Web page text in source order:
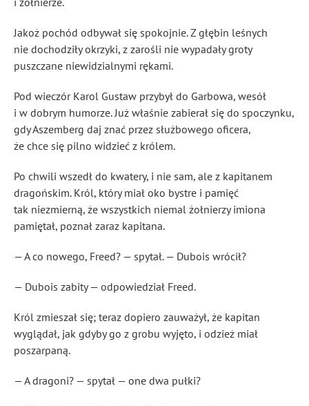
Jakoż pochód odbywał się spokojnie. Z głębin leśnych
nie dochodziły okrzyki, z zarośli nie wypadały groty
puszczane niewidzialnymi rękami.
Pod wieczór Karol Gustaw przybył do Garbowa, wesół
i w dobrym humorze. Już właśnie zabierał się do spoczynku,
gdy Aszemberg daj znać przez służbowego oficera,
że chce się pilno widzieć z królem.
Po chwili wszedł do kwatery, i nie sam, ale z kapitanem
dragońskim. Król, który miał oko bystre i pamięć
tak niezmierną, że wszystkich niemal żołnierzy imiona
pamiętał, poznał zaraz kapitana.
— A co nowego, Freed? — spytał. — Dubois wrócił?
— Dubois zabity — odpowiedział Freed.
Król zmieszał się; teraz dopiero zauważył, że kapitan
wyglądał, jak gdyby go z grobu wyjęto, i odzież miał
poszarpaną.
— A dragoni? — spytał — one dwa pułki?